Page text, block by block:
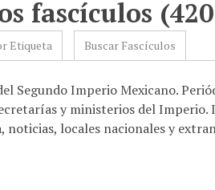
fascículos
Etiqueta Buscar Fascículos
Segundo Imperio Mexicano.
y ministerios del
locales nacionales y